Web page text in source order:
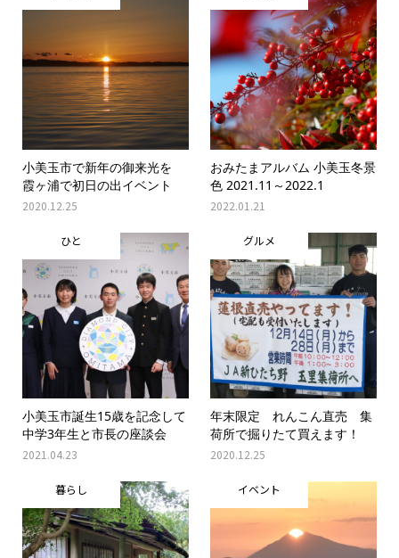
小美玉市で新年の御来光を
霞ヶ浦で初日の出イベント
2020.12.25
おみたまアルバム 小美玉冬景
色 2021.11～2022.1
2022.01.21
ひと
小美玉市誕生15歳を記念して
中学3年生と市長の座談会
2021.04.23
グルメ
年末限定 れんこん直売 集
荷所で掘りたて買えます！
2020.12.25
暮らし イベント